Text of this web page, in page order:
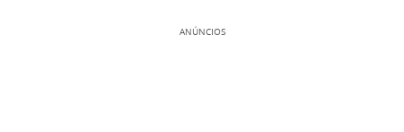
ANÚNCIOS